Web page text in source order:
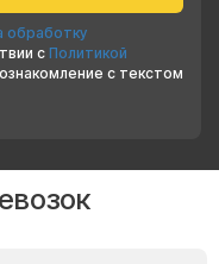
обработку
с Политикой
с текстом